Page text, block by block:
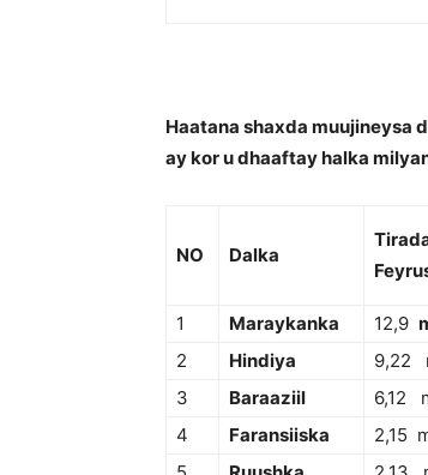
Haatana shaxda muujineysa
ay kor u dhaaftay halka
NO Dalka
1 Maraykanka 12,9
2
Hindiya 9,22
3
Baraaziil 6,12
4
Faransiiska 2,15